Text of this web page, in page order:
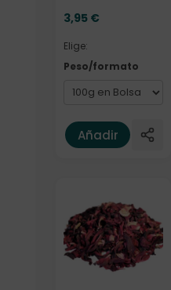
3,95 €
Elige:
Peso/formato
Añadir